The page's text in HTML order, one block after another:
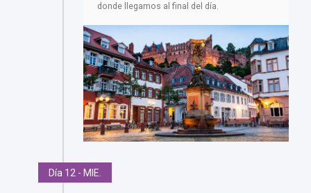
donde llegamos al final del día.
Día 12 - MIE.